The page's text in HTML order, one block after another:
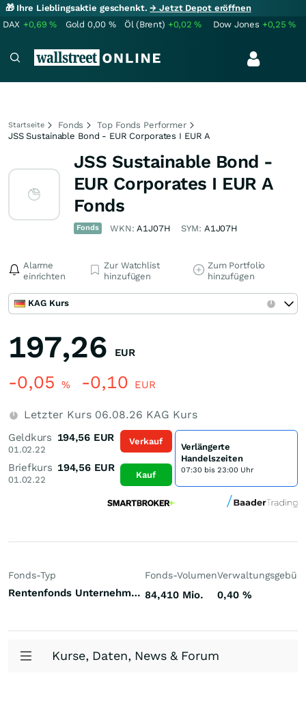
🎁 Ihre Lieblingsaktie geschenkt.→ Jetzt Depot eröffnen
DAX +0,69% Gold 0,00 % Öl (Brent) +0,02% Dow Jones +0,25%
Startseite Fonds
Top Fonds Performer
JSS Sustainable Bond - EUR Corporates I EUR A
JSS Sustainable Bond -
EUR Corporates I EUR A
Fonds
Fonds WKN:A1J07H SYM: A1J07H
Alarme
einrichten
Zur Watchlist
hinzufügen
Zum Portfolio
hinzufügen
KAG Kurs
197,26 EUR
-0,05 % -0,10 EUR
Letzter Kurs 06.08.26 KAG Kurs
Geldkurs
01.02.22
194,56 EUR
Briefkurs
01.02.22
194,56 EUR
Verkauf
Kauf
Verlängerte
Handelszeiten
07:30 bis 23:00 Uhr
Fonds-Typ
Rentenfonds Unternehmensanleihen Investment Grade Welt Euro
Fonds-Volumen
84,410 Mio. 0,40 %
Kurse, Daten, News & Forum